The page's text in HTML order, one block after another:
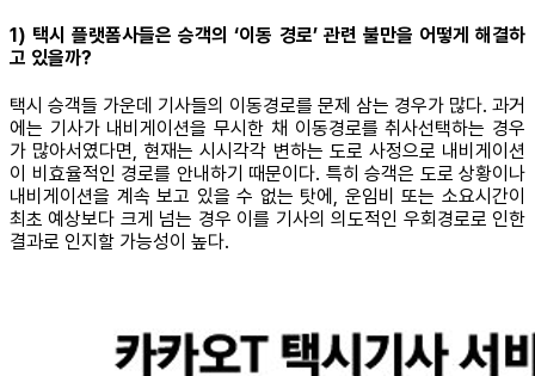
1) 택시 플랫폼사들은 승객의 ‘이동 경로’ 관련 불만을 어떻게 해결하
고 있을까?
택시 승객들 가운데 기사들의 이동경로를 문제 삼는 경우가 많다. 과거
에는 기사가 내비게이션을 무시한 채 이동경로를 취사선택하는 경우
가 많아서였다면, 현재는 시시각각 변하는 도로 사정으로 내비게이션
이 비효율적인 경로를 안내하기 때문이다. 특히 승객은 도로 상황이나
내비게이션을 계속 보고 있을 수 없는 탓에, 운임비 또는 소요시간이
최초 예상보다 크게 넘는 경우 이를 기사의 의도적인 우회경로로 인한
결과로 인지할 가능성이 높다.